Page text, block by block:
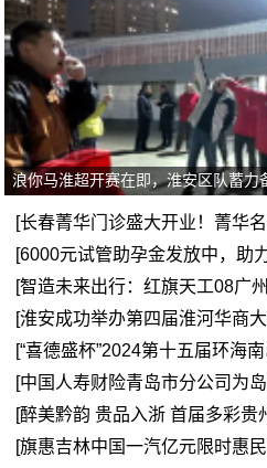
浪你马淮超开赛在即，淮安区队蓄力
[长春菁华门诊盛大开业！菁华
[6000元试管助孕金发放中，助
[智造未来出行：红旗天工08广
[淮安成功举办第四届淮河华商
[“喜德盛杯”2024第十五届环海
[中国人寿财险青岛市分公司为
[醉美黔韵 贵品入浙 首届多彩贵
[旗惠吉林中国一汽亿元限时惠